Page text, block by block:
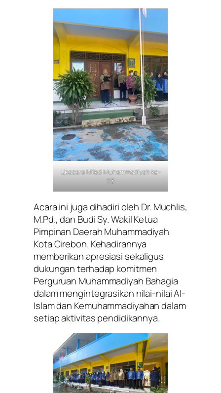
Upacara Milad Muhammadiyah ke-
113
Acara ini juga dihadiri oleh Dr. Muchlis,
M.Pd., dan Budi Sy. Wakil Ketua
Pimpinan Daerah Muhammadiyah
Kota Cirebon. Kehadirannya
memberikan apresiasi sekaligus
dukungan terhadap komitmen
Perguruan Muhammadiyah Bahagia
dalam mengintegrasikan nilai-nilai Al-
Islam dan Kemuhammadiyahan dalam
setiap aktivitas pendidikannya.